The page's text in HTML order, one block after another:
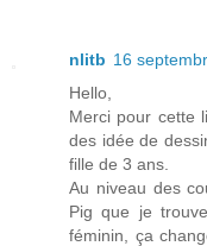
nlitb 16
Hello,
Merci pour cette
des idée de
fille de 3 ans.
Au niveau des
Pig que je
féminin, ça